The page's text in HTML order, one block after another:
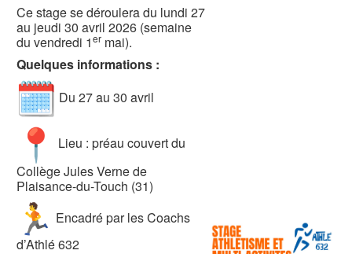
Ce stage se déroulera du lundi 27
au jeudi 30 avril 2026 (semaine
du vendredi 1er mai).
Quelques informations :
Du 27 au 30 avril
Lieu : préau couvert du
Collège Jules Verne de
Plaisance-du-Touch (31)
‍ Encadré par les Coachs
d’Athlé 632